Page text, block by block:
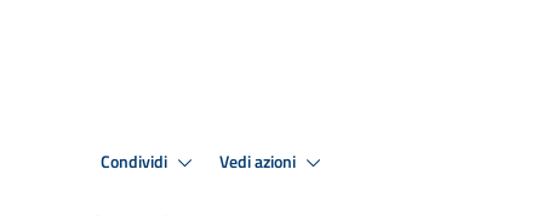
Condividi Vedi azioni